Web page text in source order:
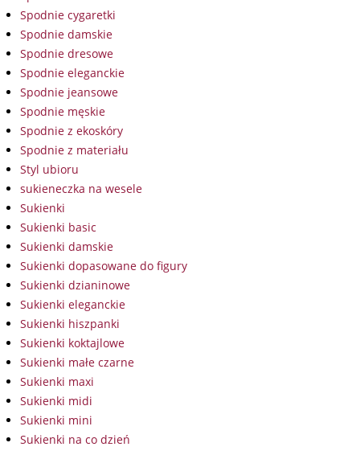
Spodnie cygaretki
Spodnie damskie
Spodnie dresowe
Spodnie eleganckie
Spodnie jeansowe
Spodnie męskie
Spodnie z ekoskóry
Spodnie z materiału
Styl ubioru
sukieneczka na wesele
Sukienki
Sukienki basic
Sukienki damskie
Sukienki dopasowane do figury
Sukienki dzianinowe
Sukienki eleganckie
Sukienki hiszpanki
Sukienki koktajlowe
Sukienki małe czarne
Sukienki maxi
Sukienki midi
Sukienki mini
Sukienki na co dzień